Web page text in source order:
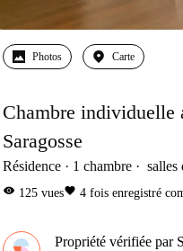
Photos Carte
Chambre individuelle
Saragosse
Résidence 1 chambre salles
visibility 125 vuesfavorite 4 fois enregistré
Propriété vérifiée par